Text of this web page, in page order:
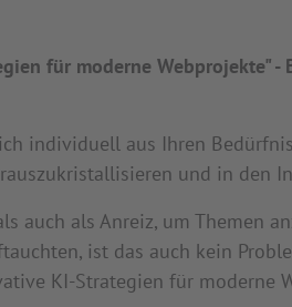
für moderne Webprojekte"
individuell aus Ihren
und in den
auch als Anreiz, um Themen
ist das auch kein
KI-Strategien für moderne